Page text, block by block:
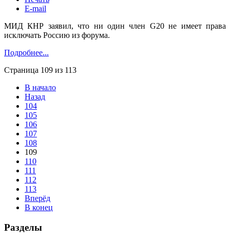
E-mail
МИД КНР заявил, что ни один член G20 не имеет права
исключать Россию из форума.
Подробнее...
Страница 109 из 113
В начало
Назад
104
105
106
107
108
109
110
111
112
113
Вперёд
В конец
Разделы